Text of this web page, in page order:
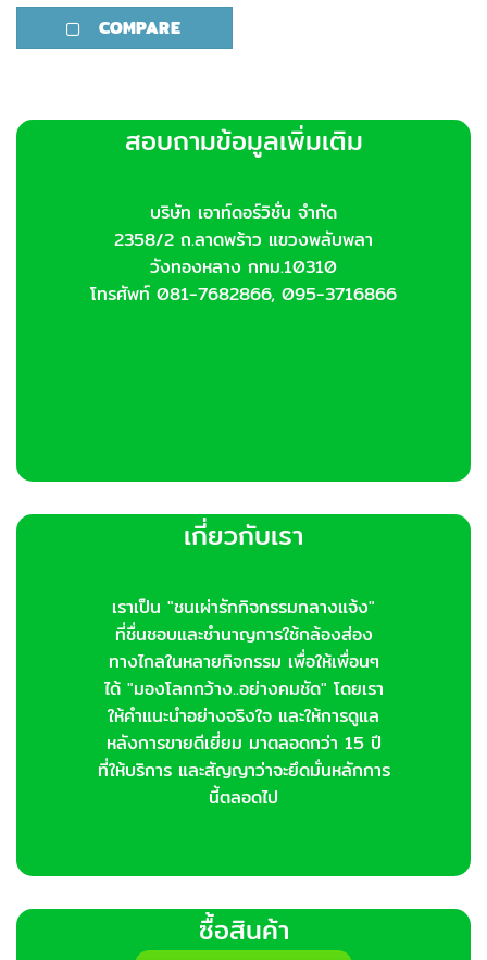
product
has
options
may
the
product
page
COMPARE
สอบถามข้อมูลเพิ่มเติม
บริษัท เอาท์ดอร์วิชั่น จำกัด
2358/2 ถ.ลาดพร้าว แขวงพลับพลา
วังทองหลาง กทม.10310
โทรศัพท์ 081-7682866, 095-3716866
เกี่ยวกับเรา
เราเป็น "ชนเผ่ารักกิจกรรมกลางแจ้ง"
ที่ชื่นชอบและชำนาญการใช้กล้องส่อง
ทางไกลในหลายกิจกรรม เพื่อให้เพื่อนๆ
ได้ "มองโลกกว้าง..อย่างคมชัด" โดยเรา
ให้คำแนะนำอย่างจริงใจ และให้การดูแล
หลังการขายดีเยี่ยม มาตลอดกว่า 15 ปี
ที่ให้บริการ และสัญญาว่าจะยึดมั่นหลักการ
นี้ตลอดไป
ซื้อสินค้า